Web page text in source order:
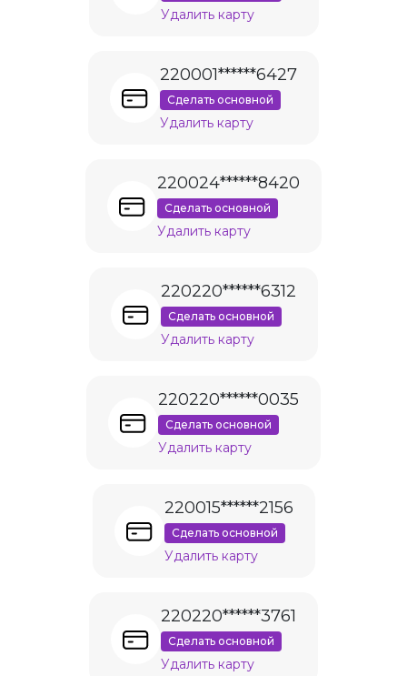
Удалить карту
220001******6427
Сделать основной
Удалить карту
220024******8420
Сделать основной
Удалить карту
220220******6312
Сделать основной
Удалить карту
220220******0035
Сделать основной
Удалить карту
220015******2156
Сделать основной
Удалить карту
220220******3761
Сделать основной
Удалить карту